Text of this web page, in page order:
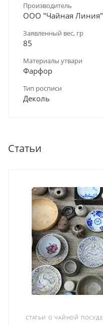
Производитель
ООО "Чайная Линия"
Заявленный вес, гр
85
Материалы утвари
Фарфор
Тип росписи
Деколь
Статьи
СТАТЬИ О ЧАЙНОЙ ПОСУДЕ